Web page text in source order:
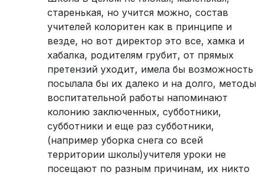
старенькая, но учится можно, состав
учителей колоритен как в принципе и
везде, но вот директор это все, хамка и
хабалка, родителям грубит, от прямых
претензий уходит, имела бы возможность
посылала бы их далеко и на долго, методы
воспитательной работы напоминают
колонию заключенных, субботники,
субботники и еще раз субботники,
(например уборка снега со всей
территории школы)учителя уроки не
посещают по разным причинам, их никто